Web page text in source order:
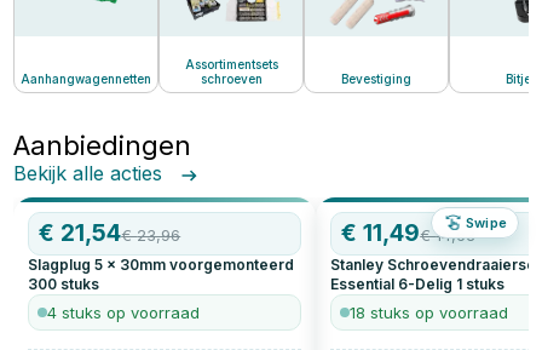
Aanhangwagennetten
Assortimentsets
schroeven
Bevestiging Bitjes
Aanbiedingen
Bekijk alle acties
Swipe
AANBIEDING
€ 21,54€23,96
Slagplug 5 x 30mm voorgemonteerd
300 stuks
4 stuks op voorraad
AANBIEDING
€11,49€14,63
Stanley Schroevendraaierset
Essential 6-Delig 1 stuks
18 stuks op voorraad